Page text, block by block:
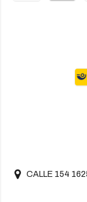
CALLE 154